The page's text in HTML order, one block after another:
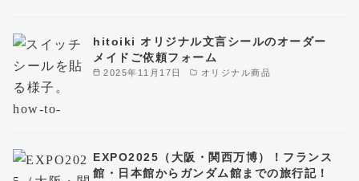
2025年11月17日 オリジナル商品
hitoiki オリジナル文言シールのオーダー
メイドご依頼フォーム
EXPO2025（大阪・関西万博）！フランス
館・日本館からガンダム館までの旅行記！